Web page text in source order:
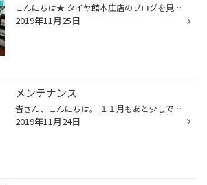
こんにちは★ タイヤ館本庄店のブログを見ていただきありがとうございます('ω')！ 本日はなんだか秋に戻ったような温かさですね！ 寒暖差が激しいので風邪も流行ってますし 体調管理気をつけてくださいね(._.)(._.) ここ何日か少しずつ合間をみながら キッズコーナーを変えてみました(*'▽')☆彡 ～～...
2019年11月25日
メンテナンス
皆さん、こんにちは。 １１月もあと少しです。 冬タイヤへの履き替えも本格的に始まりました。 今日は忙しい合間を縫って、 日々酷使されてるエアータンクをメンテナンスしました。 タイヤのエアーチェックの時に頻繁に使います。 底面にあるバルブを開けて水抜きです。 案の定、タンク内に水分が溜...
2019年11月24日